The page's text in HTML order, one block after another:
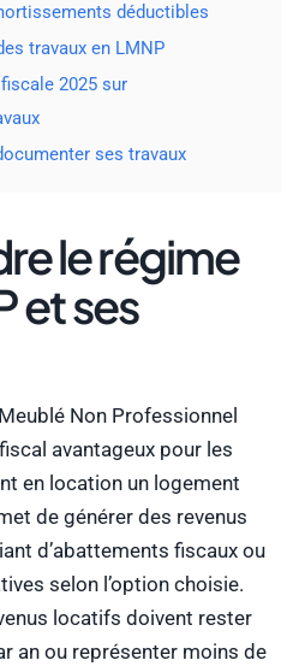
déductibles
travaux en LMNP
2025 sur
ses travaux
le régime
et ses
Non Professionnel
avantageux pour les
en location un logement
de générer des revenus
d’abattements fiscaux ou
selon l’option choisie.
locatifs doivent rester
an ou représenter moins de